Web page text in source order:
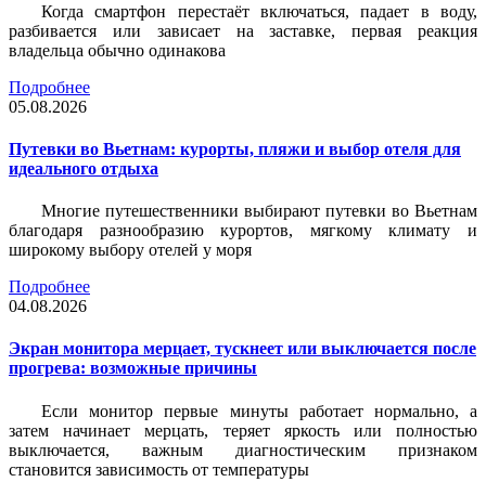
Когда смартфон перестаёт включаться, падает в воду,
разбивается или зависает на заставке, первая реакция
владельца обычно одинакова
Подробнее
05.08.2026
Путевки во Вьетнам: курорты, пляжи и выбор отеля для
идеального отдыха
Многие путешественники выбирают путевки во Вьетнам
благодаря разнообразию курортов, мягкому климату и
широкому выбору отелей у моря
Подробнее
04.08.2026
Экран монитора мерцает, тускнеет или выключается после
прогрева: возможные причины
Если монитор первые минуты работает нормально, а
затем начинает мерцать, теряет яркость или полностью
выключается, важным диагностическим признаком
становится зависимость от температуры